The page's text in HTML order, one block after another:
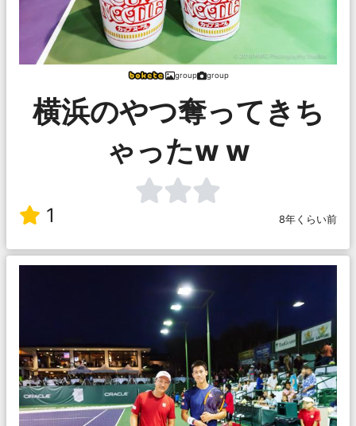
group group
横浜のやつ奪ってきち
ゃったw w
1 8年くらい前